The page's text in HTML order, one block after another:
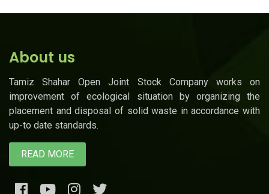
About us
Tamiz Shahar Open Joint Stock Company works on
improvement of ecological situation by organizing the
placement and disposal of solid waste in accordance with
up-to date standards.
READ MORE